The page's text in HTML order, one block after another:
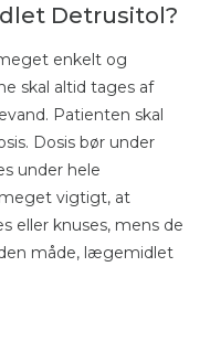
Detrusitol?
enkelt og
skal altid tages af
Patienten skal
Dosis bør under
under hele
vigtigt, at
eller knuses, mens de
måde, lægemidlet